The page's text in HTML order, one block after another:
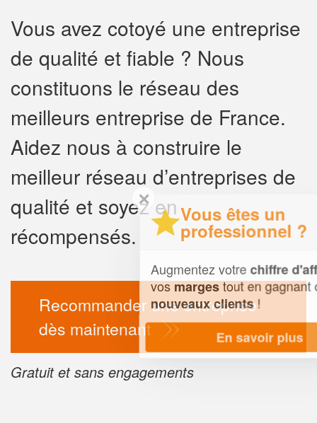
Vous avez cotoyé une entreprise
de qualité et fiable ? Nous
constituons le réseau des
meilleurs entreprise de France.
Aidez nous à construire le
meilleur réseau d’entreprises de
qualité et soyez en
récompensés.
Recommander une entreprise
dès maintenant
Gratuit et sans engagements
✕
Vous êtes un
professionnel ?
Augmentez votrechiffre d'affaireset
vosmargestout en gagnant de
nouveaux clients!
En savoir plus